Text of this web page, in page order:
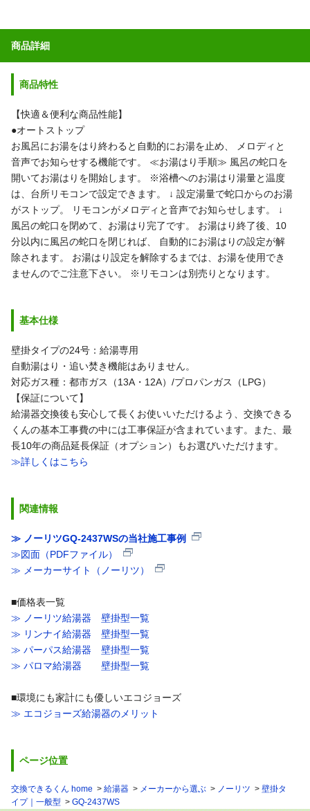
商品詳細
商品特性
【快適＆便利な商品性能】
●オートストップ
お風呂にお湯をはり終わると自動的にお湯を止め、
メロディと
音声でお知らせする機能です。
≪お湯はり手順≫ 風呂の蛇口を
開いてお湯はりを開始します。
※浴槽へのお湯はり湯量と温度
は、台所リモコンで設定できます。
↓ 設定湯量で蛇口からのお湯
がストップ。
リモコンがメロディと音声でお知らせします。
↓
風呂の蛇口を閉めて、お湯はり完了です。
お湯はり終了後、10
分以内に風呂の蛇口を閉じれば、
自動的にお湯はりの設定が解
除されます。
お湯はり設定を解除するまでは、お湯を使用でき
ませんのでご注意下さい。
※リモコンは別売りとなります。
基本仕様
壁掛タイプの24号：給湯専用
自動湯はり・追い焚き機能はありません。
対応ガス種：都市ガス（13A・12A）/プロパンガス（LPG）
【保証について】
給湯器交換後も安心して長くお使いいただけるよう、交換できる
くんの基本工事費の中には工事保証が含まれています。また、最
長10年の商品延長保証（オプション）もお選びいただけます。
≫詳しくはこちら
関連情報
≫ ノーリツGQ-2437WSの当社施工事例
≫図面（PDFファイル）
≫ メーカーサイト（ノーリツ）
■価格表一覧
≫ ノーリツ給湯器 壁掛型一覧
≫ リンナイ給湯器 壁掛型一覧
≫ パーパス給湯器 壁掛型一覧
≫ パロマ給湯器 壁掛型一覧
■環境にも家計にも優しいエコジョーズ
≫ エコジョーズ給湯器のメリット
ページ位置
交換できるくん home 給湯器 メーカーから選ぶ ノーリツ
壁掛タ
イプ｜一般型
GQ-2437WS